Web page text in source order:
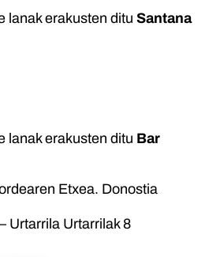
lanak erakusten ditu Santana
lanak erakusten ditu Bar
Etxea. Donostia
Urtarrila Urtarrilak 8